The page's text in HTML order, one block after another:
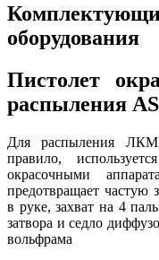
оборудования
Пистолет
распыления
Для распыления
правило,
окрасочными
предотвращает частую
в руке, захват на 4
затвора и седло
вольфрама